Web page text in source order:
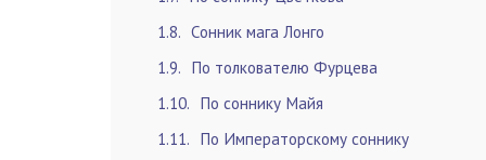
1.8
Сонник мага Лонго
1.9
По толкователю Фурцева
1.10
По соннику Майя
1.11
По Императорскому соннику